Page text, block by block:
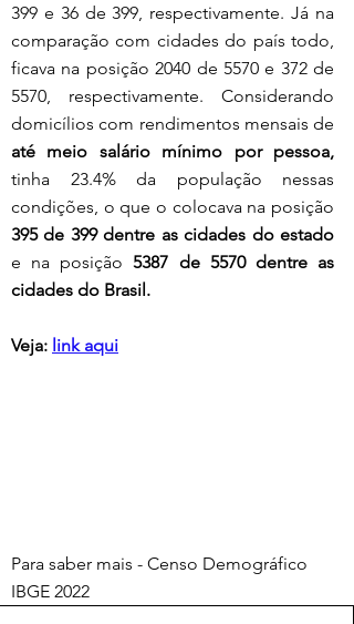
399 e 36 de 399, respectivamente. Já na
comparação com cidades do país todo,
ficava na posição 2040 de 5570 e 372 de
5570, respectivamente. Considerando
até meio salário mínimo por pessoa,
tinha 23.4% da população nessas
395 de 399 dentre as cidades do estado
e na posição 5387 de 5570 dentre as
cidades do Brasil.
Veja: link aqui
Para saber mais - Censo Demográfico
IBGE 2022